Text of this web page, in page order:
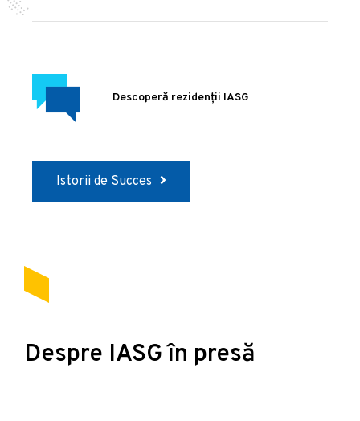
Descoperă rezidenții IASG
Istorii de Succes
Despre IASG în presă